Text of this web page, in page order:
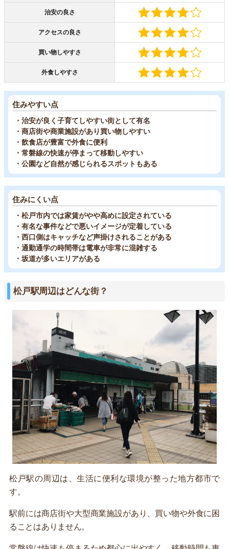
治安の良さ
アクセスの良さ
買い物しやすさ
外食しやすさ
住みやすい点
・治安が良く子育てしやすい街として有名
・商店街や商業施設があり買い物しやすい
・飲食店が豊富で外食に便利
・常磐線の快速が停まって移動しやすい
・公園など自然が感じられるスポットもある
住みにくい点
・松戸市内では家賃がやや高めに設定されている
・有名な事件などで悪いイメージが定着している
・西口側はキャッチなど声掛けされることがある
・通勤通学の時間帯は電車が非常に混雑する
・坂道が多いエリアがある
松戸駅周辺はどんな街？
松戸駅の周辺は、生活に便利な環境が整った地方都市で
す。
駅前には商店街や大型商業施設があり、買い物や外食に困
ることはありません。